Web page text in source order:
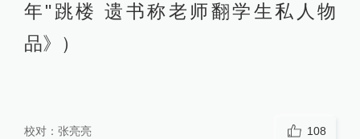
年"跳楼 遗书称老师翻学生私人物
品》）
校对： 张亮亮 108